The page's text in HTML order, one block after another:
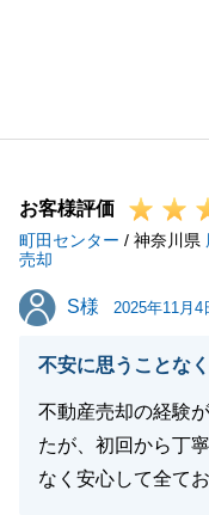
いでき、またお役
お褒めいただき、
いただいたお言葉
くお願い申し上げ
お客様評価
町田センター / 神奈川県
売却
S様
S様 2025年11月4
不安に思うことな
不動産売却の経験
たが、初回から丁
なく安心して全て